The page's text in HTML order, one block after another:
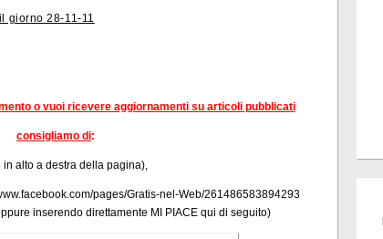
giorno 28-11-11
o vuoi ricevere aggiornamenti su articoli pubblicati
consigliamo di:
alto a destra della pagina),
pages/Gratis-nel-Web/261486583894293
inserendo direttamente MI PIACE qui di seguito)